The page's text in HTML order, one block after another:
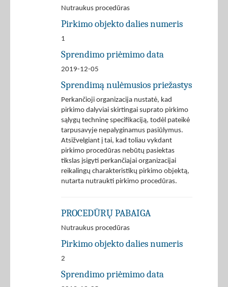
Nutraukus procedūras
Pirkimo objekto dalies numeris
1
Sprendimo priėmimo data
2019-12-05
Sprendimą nulėmusios priežastys
Perkančioji organizacija nustatė, kad
pirkimo dalyviai skirtingai suprato pirkimo
sąlygų techninę specifikaciją, todėl pateikė
tarpusavyje nepalyginamus pasiūlymus.
Atsižvelgiant į tai, kad toliau vykdant
pirkimo procedūras nebūtų pasiektas
tikslas įsigyti perkančiajai organizacijai
reikalingų charakteristikų pirkimo objektą,
nutarta nutraukti pirkimo procedūras.
PROCEDŪRŲ PABAIGA
Nutraukus procedūras
Pirkimo objekto dalies numeris
2
Sprendimo priėmimo data